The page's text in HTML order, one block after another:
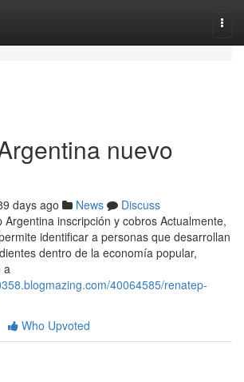
nuevo
days ago News
Discuss
Argentina inscripción y cobros Actualmente,
identificar a personas que desarrollan
dentro de la economía popular,
a
40064585/renatep-
Who Upvoted